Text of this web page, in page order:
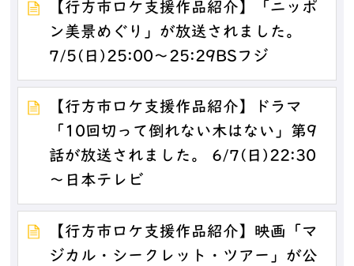
【行方市ロケ支援作品紹介】「ニッポ
ン美景めぐり」が放送されました。
7/5(日)25:00～25:29BSフジ
【行方市ロケ支援作品紹介】ドラマ
「10回切って倒れない木はない」第9
話が放送されました。 6/7(日)22:30
～日本テレビ
【行方市ロケ支援作品紹介】映画「マ
ジカル・シークレット・ツアー」が公